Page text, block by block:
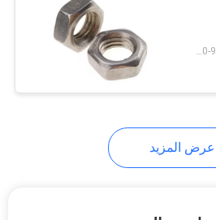
$0.10/pieces 100-999 pieces MOQ:100 قطعة
عرض المزيد